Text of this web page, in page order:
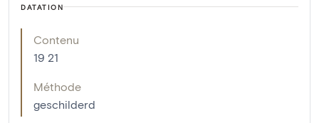
DATATION
Contenu
19 21
Méthode
geschilderd